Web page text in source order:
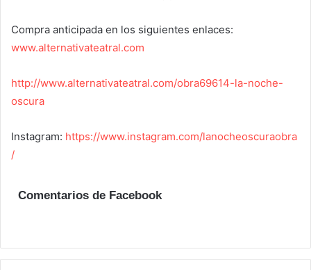
Compra anticipada en los siguientes enlaces:
www.alternativateatral.com
http://www.alternativateatral.com/obra69614-la-noche-
oscura
Instagram: https://www.instagram.com/lanocheoscuraobra
/
Comentarios de Facebook